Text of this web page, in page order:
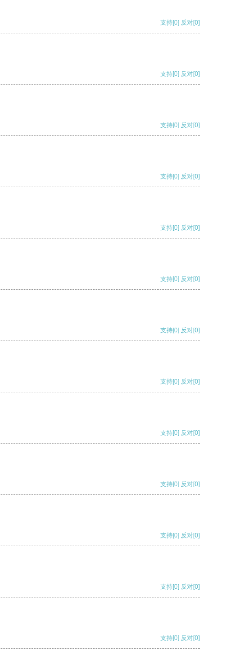
支持[0] 反对[0]
支持[0] 反对[0]
支持[0] 反对[0]
支持[0] 反对[0]
支持[0] 反对[0]
支持[0] 反对[0]
支持[0] 反对[0]
支持[0] 反对[0]
支持[0] 反对[0]
支持[0] 反对[0]
支持[0] 反对[0]
支持[0] 反对[0]
支持[0] 反对[0]